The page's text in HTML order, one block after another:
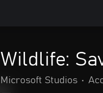
Wildlife:
Microsoft Studios •